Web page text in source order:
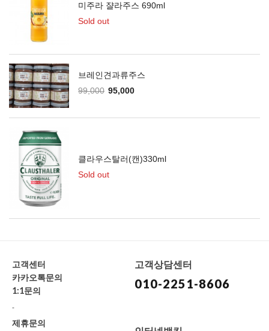
미주라 쟐라주스 690ml
Sold out
브레인견과류주스
99,000 95,000
클라우스탈러(캔)330ml
Sold out
고객센터
카카오톡문의
1:1문의
-
제휴문의
고객상담센터
010-2251-8606